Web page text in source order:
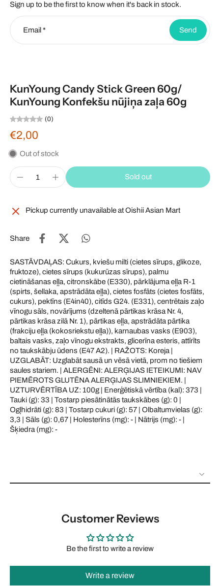
Sign up to be the first to know when it's back in stock.
Email * Send
KunYoung Candy Stick Green 60g/
KunYoung Konfekšu nūjiņa zaļa 60g
(0)
€2,00
Out of stock
Sold out
Pickup currently unavailable atOishii Asian Mart
Share
SASTĀVDAĻAS: Cukurs, kviešu milti (cietes sīrups, glikoze,
fruktoze), cietes sīrups (kukurūzas sīrups), palmu
cietināšanas eļļa, citronskābe (E330), pārklājuma eļļa R-1
(spirts, šellaka, apstrādāta eļļa), cietes fosfāts (cietes fosfāts,
cukurs), pektīns (E4in40), citīds G24. (E331), centrētais zaļo
vīnogu sāls, novārījums (dzeltenā pārtikas krāsa Nr. 4,
pārtikas krāsa zilā Nr. 1), pārtikas eļļa, apstrādāta pārtika
(frakciju eļļa (kokosriekstu eļļa)), karnaubas vasks (E903),
baltais vasks, zaļo vīnogu ekstrakts, glicerīna esteris, attīrīts
no taukskābju ūdens (E47 A2). | RAŽOTS: Koreja |
UZGLABĀT: Uzglabāt sausā un vēsā vietā, prom no tiešiem
saules stariem. | ALERGĒNI: ALERĢIJAS IETEIKUMI: NAV
PIEMĒROTS GLUTĒNA ALERĢIJAS SLIMNIEKIEM. |
UZTURVĒRTĪBA UZ: 100g | Enerģētiskā vērtība (kal): 373 |
Tauki (g): 33 | Tostarp piesātinātās taukskābes (g): 0 |
Ogļhidrāti (g): 83 | Tostarp cukuri (g): 57 | Olbaltumvielas (g):
3,3 | Sāls (g): 0,67 | Holesterīns (mg): - | Nātrijs (mg): - |
Šķiedra (mg): -
Customer Reviews
Be the first to write a review
Write a review